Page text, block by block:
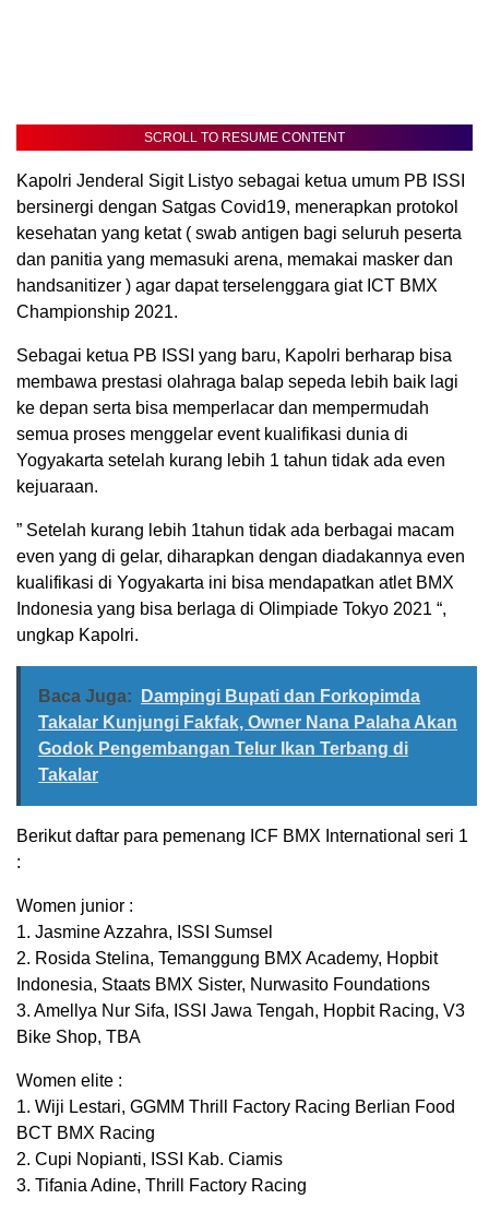
SCROLL TO RESUME CONTENT
Kapolri Jenderal Sigit Listyo sebagai ketua umum PB ISSI
bersinergi dengan Satgas Covid19, menerapkan protokol
kesehatan yang ketat ( swab antigen bagi seluruh peserta
dan panitia yang memasuki arena, memakai masker dan
handsanitizer ) agar dapat terselenggara giat ICT BMX
Championship 2021.
Sebagai ketua PB ISSI yang baru, Kapolri berharap bisa
membawa prestasi olahraga balap sepeda lebih baik lagi
ke depan serta bisa memperlacar dan mempermudah
semua proses menggelar event kualifikasi dunia di
Yogyakarta setelah kurang lebih 1 tahun tidak ada even
kejuaraan.
” Setelah kurang lebih 1tahun tidak ada berbagai macam
even yang di gelar, diharapkan dengan diadakannya even
kualifikasi di Yogyakarta ini bisa mendapatkan atlet BMX
Indonesia yang bisa berlaga di Olimpiade Tokyo 2021 “,
ungkap Kapolri.
Baca Juga:
Dampingi Bupati dan Forkopimda
Takalar Kunjungi Fakfak, Owner Nana Palaha Akan
Godok Pengembangan Telur Ikan Terbang di
Takalar
Berikut daftar para pemenang ICF BMX International seri 1
:
Women junior :
1. Jasmine Azzahra, ISSI Sumsel
2. Rosida Stelina, Temanggung BMX Academy, Hopbit
Indonesia, Staats BMX Sister, Nurwasito Foundations
3. Amellya Nur Sifa, ISSI Jawa Tengah, Hopbit Racing, V3
Bike Shop, TBA
Women elite :
1. Wiji Lestari, GGMM Thrill Factory Racing Berlian Food
BCT BMX Racing
2. Cupi Nopianti, ISSI Kab. Ciamis
3. Tifania Adine, Thrill Factory Racing